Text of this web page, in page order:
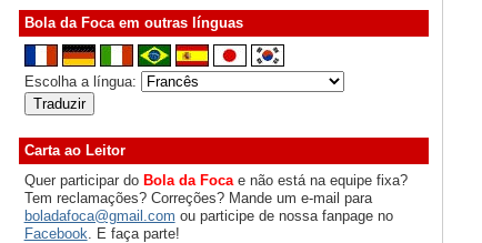
Bola da Foca em outras línguas
Escolha a língua:
Carta ao Leitor
Quer participar do Bola da Focae não está na equipe fixa?
Tem reclamações? Correções? Mande um e-mail para
boladafoca@gmail.com ou participe de nossa fanpage no
Facebook . E faça parte!